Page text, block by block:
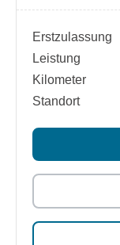
Erstzulassung
Leistung
Kilometer
Standort